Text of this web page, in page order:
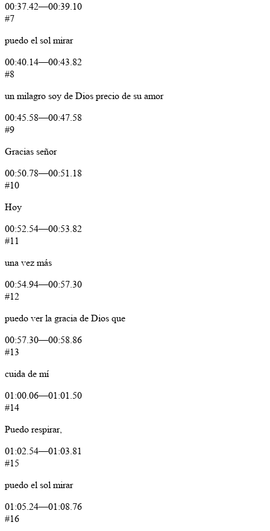
00:37.42—00:39.10
#7
puedo el sol mirar
00:40.14—00:43.82
#8
un milagro soy de Dios precio de su amor
00:45.58—00:47.58
#9
Gracias señor
00:50.78—00:51.18
#10
Hoy
00:52.54—00:53.82
#11
una vez más
00:54.94—00:57.30
#12
puedo ver la gracia de Dios que
00:57.30—00:58.86
#13
cuida de mí
01:00.06—01:01.50
#14
Puedo respirar,
01:02.54—01:03.81
#15
puedo el sol mirar
01:05.24—01:08.76
#16